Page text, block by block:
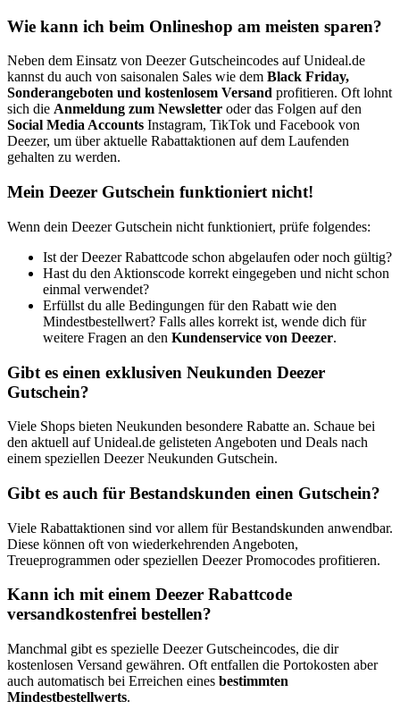
Wie kann ich beim Onlineshop am meisten sparen?
Neben dem Einsatz von Deezer Gutscheincodes auf Unideal.de
kannst du auch von saisonalen Sales wie dem Black Friday,
Sonderangeboten und kostenlosem Versand profitieren. Oft lohnt
sich die Anmeldung zum Newsletter oder das Folgen auf den
Social Media Accounts Instagram, TikTok und Facebook von
Deezer, um über aktuelle Rabattaktionen auf dem Laufenden
gehalten zu werden.
Mein Deezer Gutschein funktioniert nicht!
Wenn dein Deezer Gutschein nicht funktioniert, prüfe folgendes:
Ist der Deezer Rabattcode schon abgelaufen oder noch gültig?
Hast du den Aktionscode korrekt eingegeben und nicht schon
einmal verwendet?
Erfüllst du alle Bedingungen für den Rabatt wie den
Mindestbestellwert? Falls alles korrekt ist, wende dich für
weitere Fragen an den Kundenservice von Deezer.
Gibt es einen exklusiven Neukunden Deezer
Gutschein?
Viele Shops bieten Neukunden besondere Rabatte an. Schaue bei
den aktuell auf Unideal.de gelisteten Angeboten und Deals nach
einem speziellen Deezer Neukunden Gutschein.
Gibt es auch für Bestandskunden einen Gutschein?
Viele Rabattaktionen sind vor allem für Bestandskunden anwendbar.
Diese können oft von wiederkehrenden Angeboten,
Treueprogrammen oder speziellen Deezer Promocodes profitieren.
Kann ich mit einem Deezer Rabattcode
versandkostenfrei bestellen?
Manchmal gibt es spezielle Deezer Gutscheincodes, die dir
kostenlosen Versand gewähren. Oft entfallen die Portokosten aber
auch automatisch bei Erreichen eines bestimmten
Mindestbestellwerts.